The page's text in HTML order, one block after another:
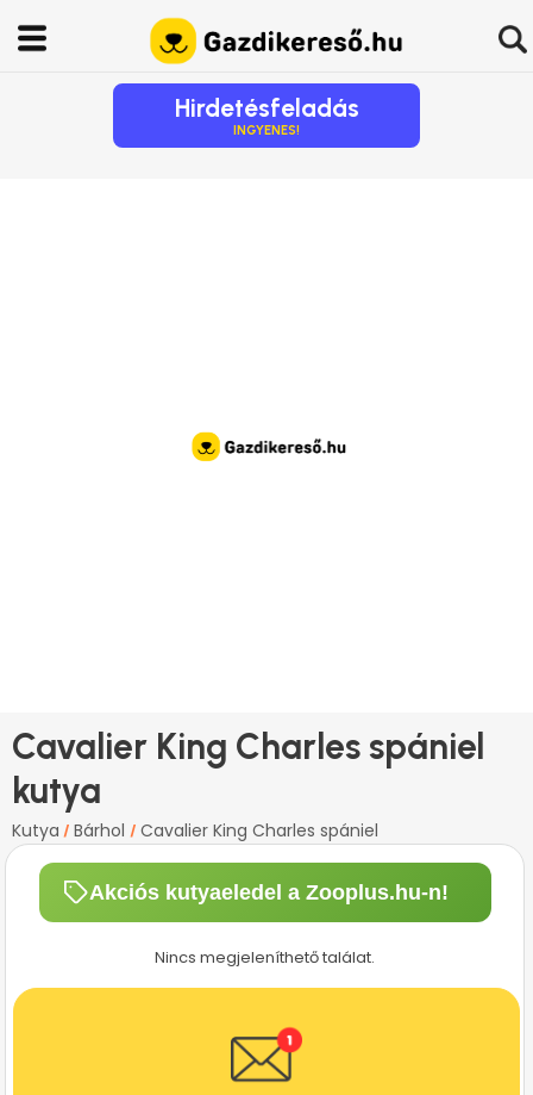
Hirdetésfeladás
INGYENES!
Cavalier King Charles spániel
kutya
Kutya / Bárhol / Cavalier King Charles spániel
Akciós kutyaeledel a Zooplus.hu-n!
Nincs megjeleníthető találat.